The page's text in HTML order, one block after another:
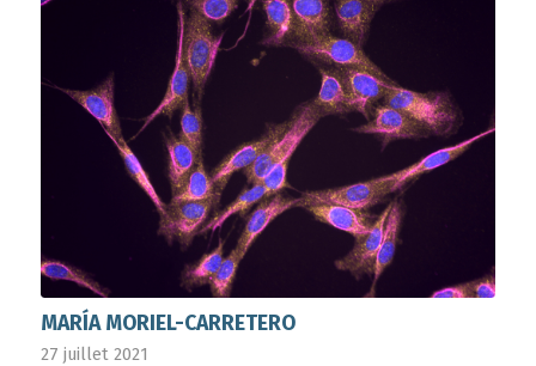
MARÍA MORIEL-CARRETERO
27 juillet 2021